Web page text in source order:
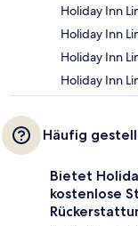
Holiday Inn
Holiday Inn
Holiday Inn
Holiday Inn
Häufig
Bietet
kostenlose